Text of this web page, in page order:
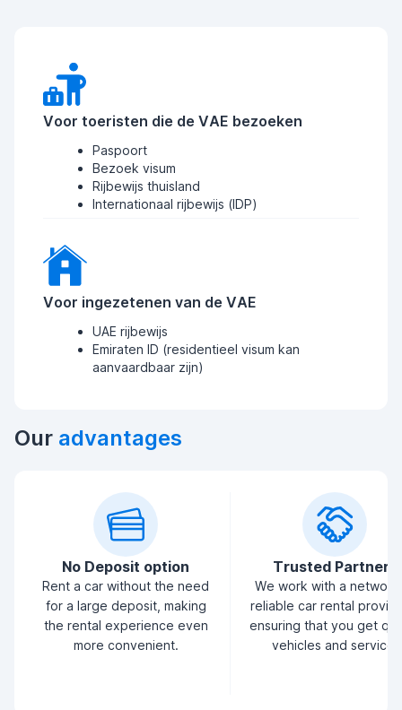
Voor toeristen die de VAE bezoeken
Paspoort
Bezoek visum
Rijbewijs thuisland
Internationaal rijbewijs (IDP)
Voor ingezetenen van de VAE
UAE rijbewijs
Emiraten ID (residentieel visum kan
aanvaardbaar zijn)
Our advantages
No Deposit option
Rent a car without the need
for a large deposit, making
the rental experience even
more convenient.
Trusted Partners
We work with a
reliable car rental
ensuring that you get
vehicles and service.